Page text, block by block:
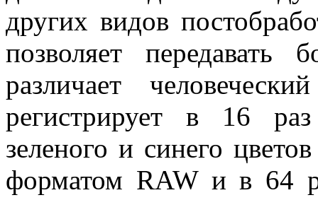
других видов
позволяет передавать
различает
регистрирует в 16
зеленого и синего
форматом RAW и в 64